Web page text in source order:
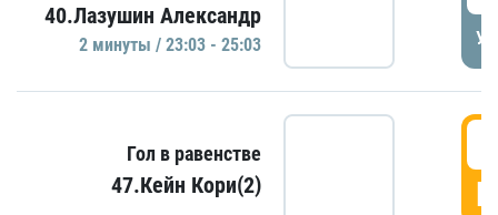
40.Лазушин Александр
2 минуты / 23:03 - 25:03
Гол в равенстве
47.Кейн Кори(2)